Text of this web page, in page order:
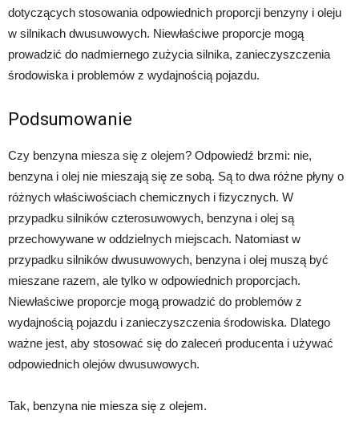
dotyczących stosowania odpowiednich proporcji benzyny i oleju
w silnikach dwusuwowych. Niewłaściwe proporcje mogą
prowadzić do nadmiernego zużycia silnika, zanieczyszczenia
środowiska i problemów z wydajnością pojazdu.
Podsumowanie
Czy benzyna miesza się z olejem? Odpowiedź brzmi: nie,
benzyna i olej nie mieszają się ze sobą. Są to dwa różne płyny o
różnych właściwościach chemicznych i fizycznych. W
przypadku silników czterosuwowych, benzyna i olej są
przechowywane w oddzielnych miejscach. Natomiast w
przypadku silników dwusuwowych, benzyna i olej muszą być
mieszane razem, ale tylko w odpowiednich proporcjach.
Niewłaściwe proporcje mogą prowadzić do problemów z
wydajnością pojazdu i zanieczyszczenia środowiska. Dlatego
ważne jest, aby stosować się do zaleceń producenta i używać
odpowiednich olejów dwusuwowych.
Tak, benzyna nie miesza się z olejem.